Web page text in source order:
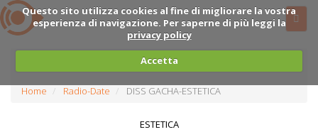
Questo sito utilizza cookies al fine di migliorare la vostra
esperienza di navigazione. Per saperne di più leggi la
privacy policy
Accetta
Home Radio-Date DISS GACHA-ESTETICA
ESTETICA